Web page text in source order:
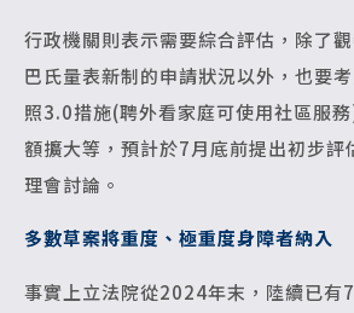
行政機關則表示需要綜合評估，除了
巴氏量表新制的申請狀況以外，也要
照3.0措施(聘外看家庭可使用社區服
額擴大等，預計於7月底前提出初步評
理會討論。
多數草案將重度、極重度身障者納入
事實上立法院從2024年末，陸續已有